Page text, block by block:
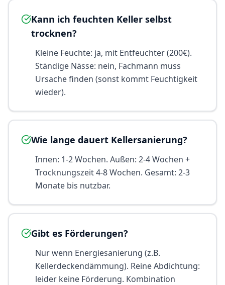
Kann ich feuchten Keller selbst
trocknen?
Kleine Feuchte: ja, mit Entfeuchter (200€).
Ständige Nässe: nein, Fachmann muss
Ursache finden (sonst kommt Feuchtigkeit
wieder).
Wie lange dauert Kellersanierung?
Innen: 1-2 Wochen. Außen: 2-4 Wochen +
Trocknungszeit 4-8 Wochen. Gesamt: 2-3
Monate bis nutzbar.
Gibt es Förderungen?
Nur wenn Energiesanierung (z.B.
Kellerdeckendämmung). Reine Abdichtung:
leider keine Förderung. Kombination